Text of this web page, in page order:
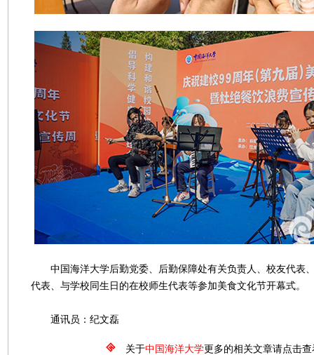
中国海洋大学后勤党委、后勤保障处有关负责人、校友代表
代表、与学校同生日的在校师生代表等参加美食文化节开幕式。
通讯员：纪文磊
关于中国海洋大学更多的相关文章请点击查